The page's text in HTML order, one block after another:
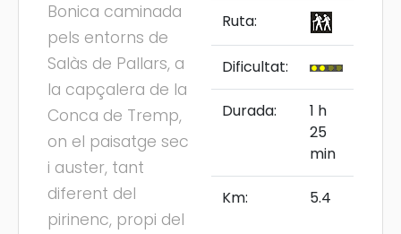
Bonica caminada
pels entorns de
Salàs de Pallars, a
la capçalera de la
Conca de Tremp,
on el paisatge sec
i auster, tant
diferent del
pirinenc, propi del
Ruta:
Dificultat:
Durada:
1 h
25
min
Km: 5.4